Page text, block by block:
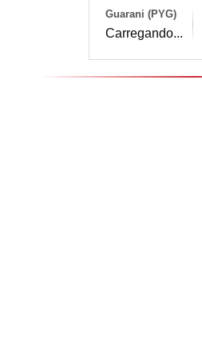
Guarani (PYG)
Carregando...